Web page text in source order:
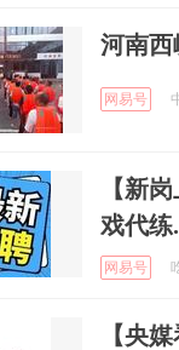
河南西
网易号
【新
戏代练
网易号
【央